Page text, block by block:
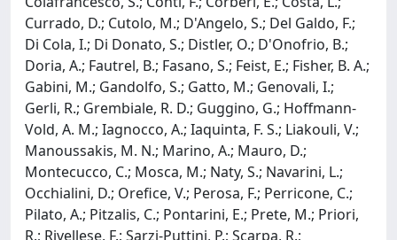
Currado, D.; Cutolo, M.; D'Angelo, S.; Del Galdo, F.;
Di Cola, I.; Di Donato, S.; Distler, O.; D'Onofrio, B.;
Doria, A.; Fautrel, B.; Fasano, S.; Feist, E.; Fisher, B. A.;
Gabini, M.; Gandolfo, S.; Gatto, M.; Genovali, I.;
Gerli, R.; Grembiale, R. D.; Guggino, G.; Hoffmann-
Vold, A. M.; Iagnocco, A.; Iaquinta, F. S.; Liakouli, V.;
Manoussakis, M. N.; Marino, A.; Mauro, D.;
Montecucco, C.; Mosca, M.; Naty, S.; Navarini, L.;
Occhialini, D.; Orefice, V.; Perosa, F.; Perricone, C.;
Pilato, A.; Pitzalis, C.; Pontarini, E.; Prete, M.; Priori,
R.; Rivellese, F.; Sarzi-Puttini, P.; Scarpa, R.;